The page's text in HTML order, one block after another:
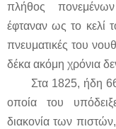
πλήθος
έφταναν ως το κελί
πνευματικές του
δέκα ακόμη χρόνια
Στα 1825, ήδη 66
οποία του
διακονία των